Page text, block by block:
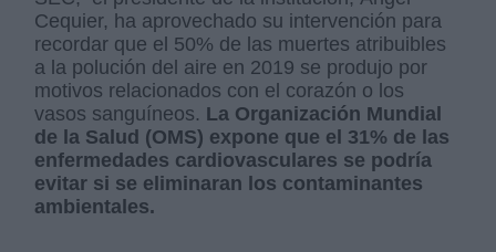
Cequier, ha aprovechado su intervención para
recordar que el 50% de las muertes atribuibles
a la polución del aire en 2019 se produjo por
motivos relacionados con el corazón o los
vasos sanguíneos. La Organización Mundial
de la Salud (OMS) expone que el 31% de las
enfermedades cardiovasculares se podría
evitar si se eliminaran los contaminantes
ambientales.